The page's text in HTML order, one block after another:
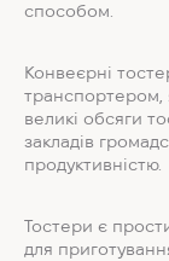
способом.
Конвеєрні
транспортером,
великі обсяги
закладів
продуктивністю.
Тостери є
для